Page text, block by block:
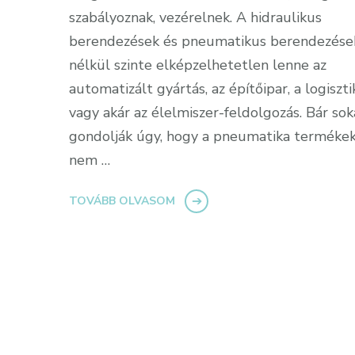
szabályoznak, vezérelnek. A hidraulikus
berendezések és pneumatikus
nélkül szinte elképzelhetetlen lenne az
automatizált gyártás, az építőipar, a
vagy akár az élelmiszer-feldolgozás. Bár
gondolják úgy, hogy a pneumatika
nem …
TOVÁBB OLVASOM